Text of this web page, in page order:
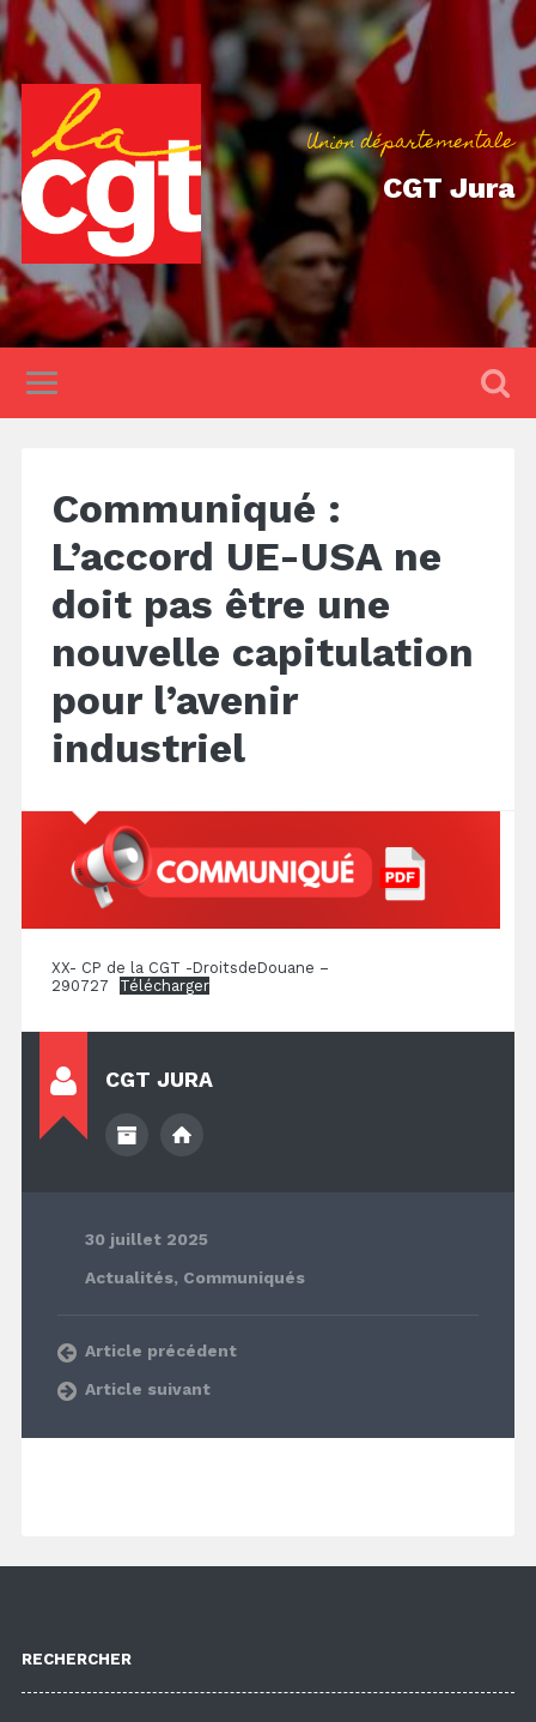
Union départementale
CGT Jura
Communiqué :
L’accord UE-USA ne
doit pas être une
nouvelle capitulation
pour l’avenir
industriel
XX- CP de la CGT -DroitsdeDouane –
290727
Télécharger
CGT JURA
30 juillet 2025
Actualités, Communiqués
Article précédent
Article suivant
RECHERCHER